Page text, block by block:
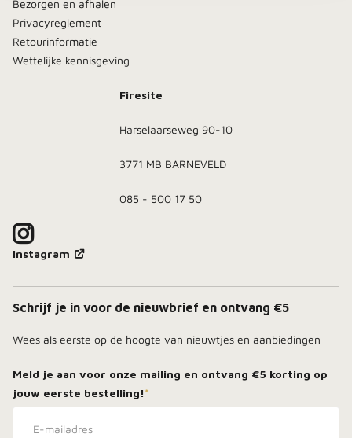
Bezorgen en afhalen
Privacyreglement
Retourinformatie
Wettelijke kennisgeving
Firesite
Harselaarseweg 90-10
3771 MB BARNEVELD
085 - 500 17 50
Instagram
Schrijf je in voor de nieuwbrief en ontvang €5
Wees als eerste op de hoogte van nieuwtjes en aanbiedingen
Meld je aan voor onze mailing en ontvang €5 korting op
jouw eerste bestelling!*